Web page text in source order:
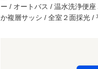
ー / オートバス / 温水洗浄便
か複層サッシ / 全室２面採光 /